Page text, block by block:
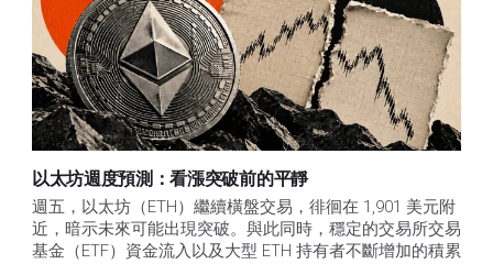
以太坊週度預測：看漲突破前的平靜
週五，以太坊（ETH）繼續橫盤交易，徘徊在 1,901 美元附
近，暗示未來可能出現突破。與此同時，穩定的交易所交易
基金（ETF）資金流入以及大型 ETH 持有者不斷增加的積累